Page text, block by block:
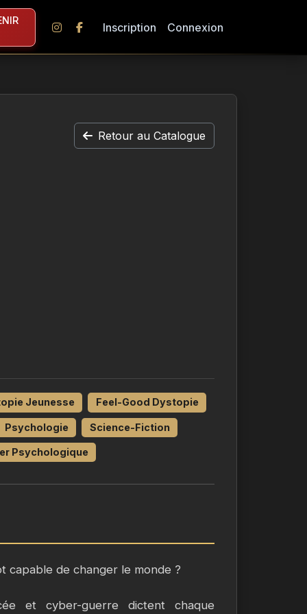
Inscription Connexion
Retour au Catalogue
Jeunesse Feel-Good Dystopie
Psychologie Science-Fiction
Psychologique
capable de changer le monde ?
et cyber-guerre dictent chaque